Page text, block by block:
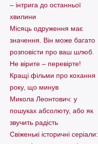
– інтрига до останньої
хвилини
Місяць одруження має
значення. Він може багато
розповісти про ваш шлюб.
Не вірите – перевірте!
Кращі фільми про кохання
року, що минув
Микола Леонтович: у
пошуках абсолюту, або як
звучить радість
Свіженькі історичні серіали: